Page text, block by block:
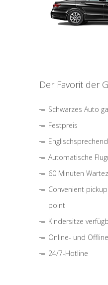
Der Favorit der
Schwarzes Auto
Festpreis
Automatische
60 Minuten
Convenient
point
Kindersitze
Online- und
24/7-Hotline